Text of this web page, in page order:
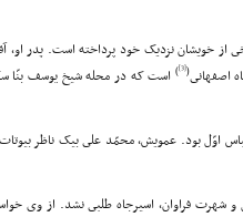
از خویشان نزدیک خود پرداخته است. پدر
اصفهانى(
[3]
) است که در محله شیخ یوسف بنّا
اوّل بود. عمویش، محمّد على بیک ناظر
شهرت فراوان، اسیرجاه طلبى نشد. از وى